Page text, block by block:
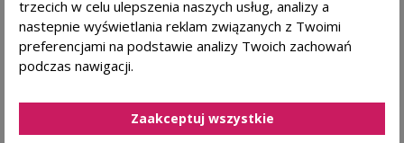
3opinii klientów
z całego okresu
zebranych i zweryfikowanych przez
3
2
trzecich w celu ulepszenia naszych usług, analizy a
nastepnie wyświetlania reklam związanych z Twoimi
preferencjami na podstawie analizy Twoich zachowań
podczas nawigacji.
Zaakceptuj wszystkie